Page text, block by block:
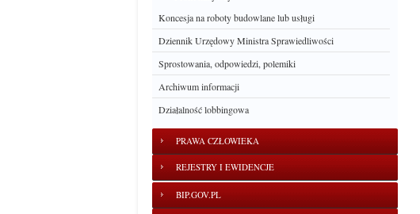
Koncesja na roboty budowlane lub usługi
Dziennik Urzędowy Ministra Sprawiedliwości
Sprostowania, odpowiedzi, polemiki
Archiwum informacji
Działalność lobbingowa
PRAWA CZŁOWIEKA
REJESTRY I EWIDENCJE
BIP.GOV.PL